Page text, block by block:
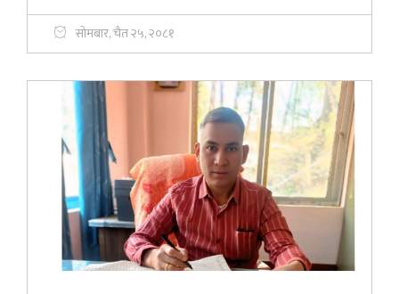
सोमबार, चैत २५, २०८१